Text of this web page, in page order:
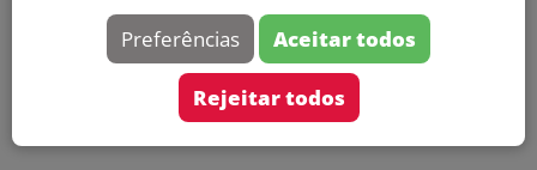
Preferências Aceitar todos
Rejeitar todos
Acessar com Microsoft
Ainda não faz parte?
Cadastre-se
Versão 20260805.7